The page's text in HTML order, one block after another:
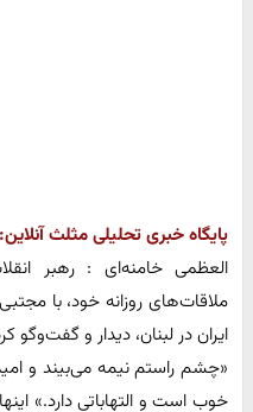
پایگاه خبری تحلیلی مثلث آنلاین:
العظمی خامنه‌ای : رهبر
ملاقات‌های روزانه خود، با
ایران در لبنان، دیدار و گفت‌وگو
«چشم راستم نیمه می‌بیند و
خوب است و التهاباتی دارد.»